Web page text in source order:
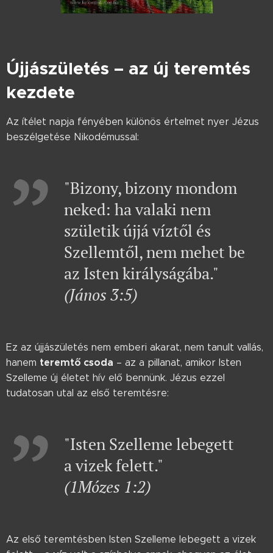
Újjászületés – az új teremtés
kezdete
Az ítélet napja fényében különös értelmet nyer Jézus
beszélgetése Nikodémussal:
"Bizony, bizony mondom
neked: ha valaki nem
születik újjá víztől és
Szellemtől, nem mehet be
az Isten királyságába."
(János 3:5)
Ez az újjászületés nem emberi akarat, nem tanult vallás,
hanem teremtő csoda – az a pillanat, amikor Isten
Szelleme új életet hív elő bennünk. Jézus ezzel
tudatosan utal az első teremtésre:
"Isten Szelleme lebegett
a vizek felett."
(1Mózes 1:2)
Az első teremtésben Isten Szelleme lebegett a vizek